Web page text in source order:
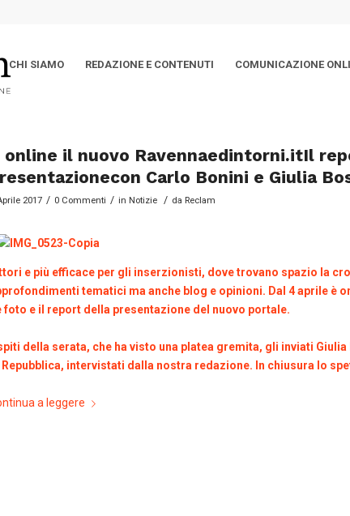
CHI SIAMO REDAZIONE E CONTENUTI COMUNICAZIONE
online il nuovo Ravennaedintorni.itIl
Carlo Bonini e Giulia
2017 / 0 Commenti / in Notizie / da Reclam
e più efficace per gli inserzionisti, dove trovano spazio la
tematici ma anche blog e opinioni. Dal 4 aprile è
foto e il report della presentazione del nuovo portale.
della serata, che ha visto una platea gremita, gli inviati
Repubblica, intervistati dalla nostra redazione. In chiusura lo
a leggere